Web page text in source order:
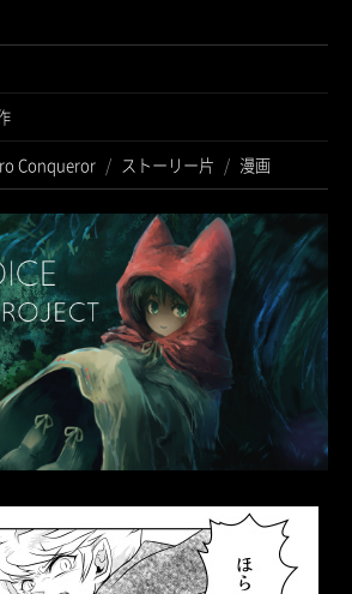
Conqueror / ストーリー片 / 漫画